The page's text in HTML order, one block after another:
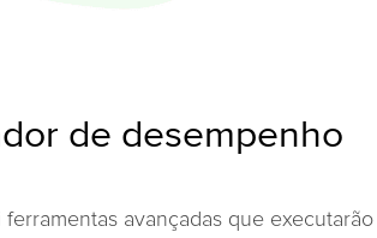
de desempenho
avançadas que